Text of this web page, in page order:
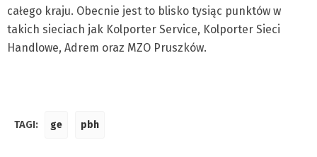
całego kraju. Obecnie jest to blisko tysiąc punktów w
takich sieciach jak Kolporter Service, Kolporter Sieci
Handlowe, Adrem oraz MZO Pruszków.
TAGI: ge pbh